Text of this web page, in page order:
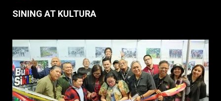
SINING AT KULTURA